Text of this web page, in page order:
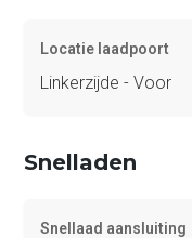
Locatie laadpoort
Linkerzijde - Voor
Snelladen
Snellaad aansluiting